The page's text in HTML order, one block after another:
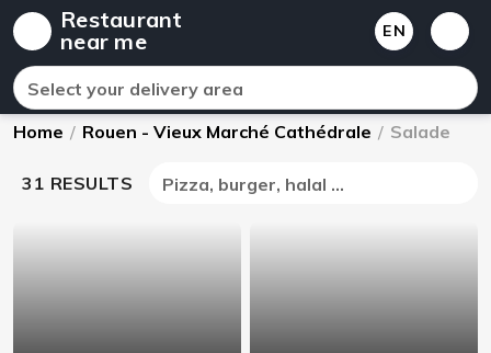
Restaurant
near me
EN
Select your delivery area
Home / Rouen - Vieux Marché Cathédrale / Salade
31 RESULTS Pizza, burger, halal ...